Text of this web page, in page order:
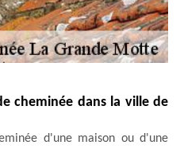
cheminée dans la ville de
d'une maison ou d'une